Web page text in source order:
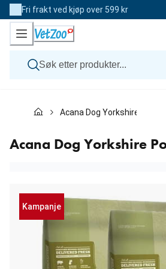
Skip
to
Content
Fri frakt ved kjøp over 599 kr
Katt
Andre dyr
Merker
Acana Dog Yorkshire Pork 2
Acana Dog Yorkshire
Kampanje